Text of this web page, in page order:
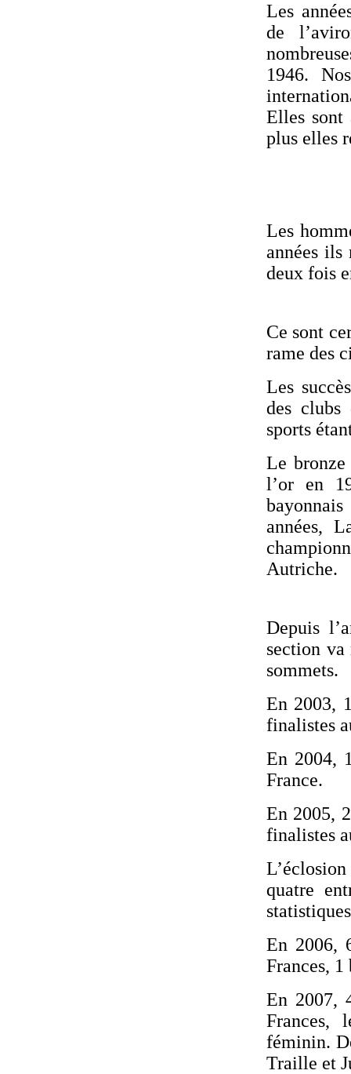
Les
de
1946.
Elles sont
plus elles
Les
années
deux fois
Ce sont
rame des
Les
des
sports
Le bronze
l’or en
années,
Autriche.
Depuis
section
sommets.
En 2003,
finalistes
En 2004,
France.
En 2005,
finalistes
quatre
En 2006,
Frances, 1
En 2007,
Frances,
féminin.
Traille et